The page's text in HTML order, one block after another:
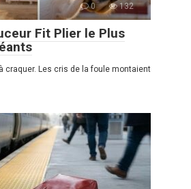
0 132
Fit Plier le Plus
craquer. Les cris de la foule montaient